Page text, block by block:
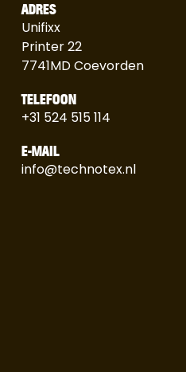
ADRES
Unifixx
Printer 22
7741MD Coevorden
TELEFOON
+31 524 515 114
E-MAIL
info@technotex.nl